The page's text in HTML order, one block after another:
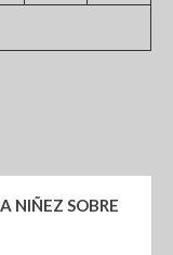
NIÑEZ SOBRE